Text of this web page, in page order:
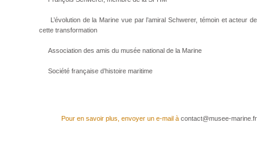
L’évolution de la Marine vue par l’amiral Schwerer, témoin et acteur de
cette transformation
Association des amis du musée national de la Marine
Société française d’histoire maritime
Pour en savoir plus, envoyer un e-mail à contact@musee-marine.fr